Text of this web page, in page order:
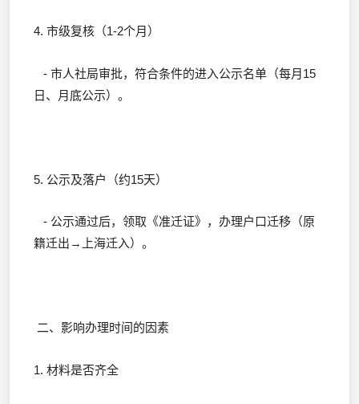
4. 市级复核（1-2个月）
- 市人社局审批，符合条件的进入公示名单（每月15
日、月底公示）。
5. 公示及落户（约15天）
- 公示通过后，领取《准迁证》，办理户口迁移（原
籍迁出→上海迁入）。
二、影响办理时间的因素
1. 材料是否齐全